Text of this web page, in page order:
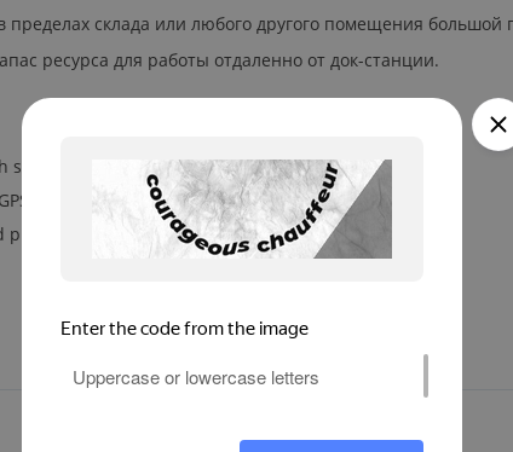
пределах склада или любого другого помещения большой
ресурса для работы отдаленно от док-станции.
pistol grip